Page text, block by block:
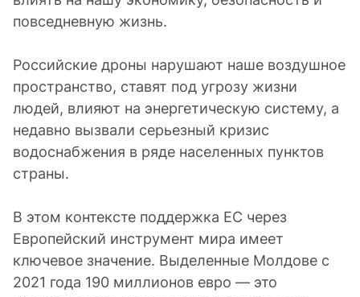
повседневную жизнь.
Российские дроны нарушают наше воздушное
пространство, ставят под угрозу жизни
людей, влияют на энергетическую систему, а
недавно вызвали серьезный кризис
водоснабжения в ряде населенных пунктов
страны.
В этом контексте поддержка ЕС через
Европейский инструмент мира имеет
ключевое значение. Выделенные Молдове с
2021 года 190 миллионов евро — это